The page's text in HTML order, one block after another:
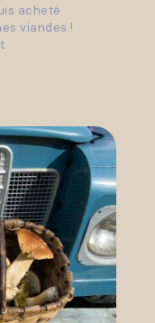
acheté
viandes !